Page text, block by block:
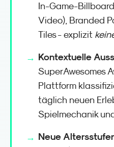
In-Game-
Video), Branded
Tiles - explizit
Kontextuelle
SuperAwesomes
Plattform
täglich neuen
Spielmechanik
Neue